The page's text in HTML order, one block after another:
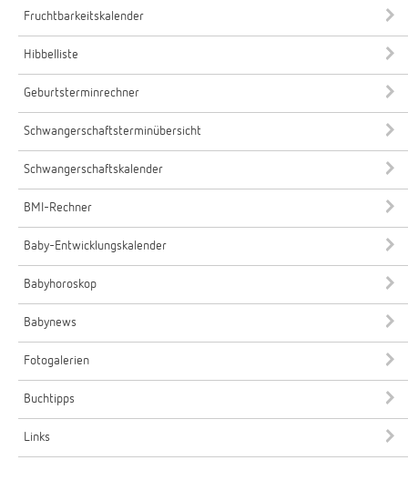
Fruchtbarkeitskalender
Hibbelliste
Geburtsterminrechner
Schwangerschaftsterminübersicht
Schwangerschaftskalender
BMI-Rechner
Baby-Entwicklungskalender
Babyhoroskop
Babynews
Fotogalerien
Buchtipps
Links